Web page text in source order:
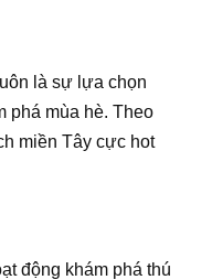
là sự lựa chọn
phá mùa hè. Theo
miền Tây cực hot
động khám phá thú